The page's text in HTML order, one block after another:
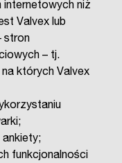
internetowych niż
Valvex lub
stron
– tj.
których Valvex
ankiety;
funkcjonalności